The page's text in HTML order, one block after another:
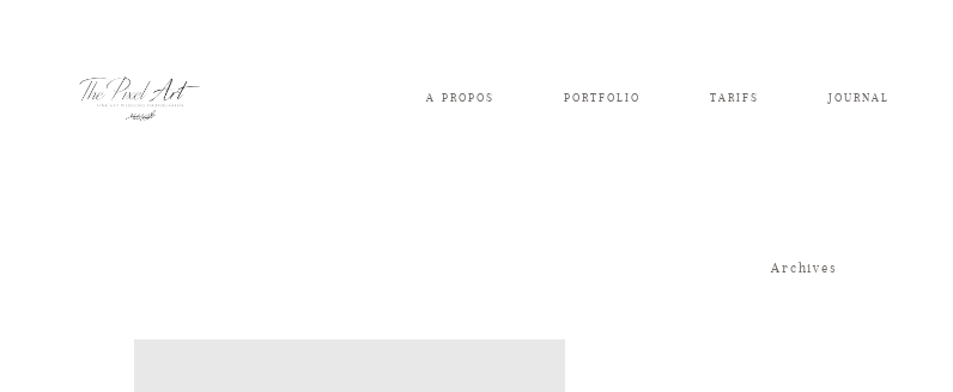
A PROPOS PORTFOLIO TARIFS JOURNAL
Archives